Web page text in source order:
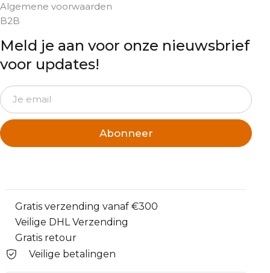
Algemene voorwaarden
B2B
Meld je aan voor onze nieuwsbrief
voor updates!
Abonneer
Gratis verzending vanaf €300
Veilige DHL Verzending
Gratis retour
Veilige betalingen